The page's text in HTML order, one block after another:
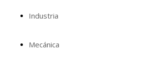
Industria
Mecánica